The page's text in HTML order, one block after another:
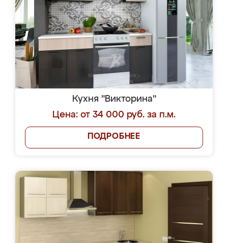
Кухня "Викторина"
Цена: от 34 000 руб. за п.м.
ПОДРОБНЕЕ